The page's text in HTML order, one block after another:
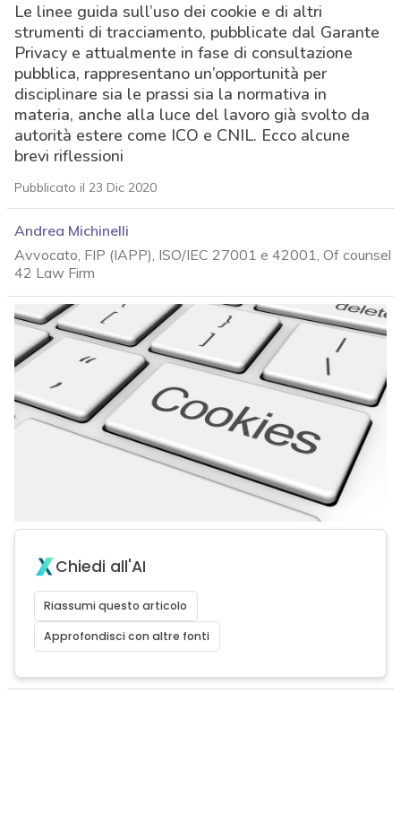
Le linee guida sull’uso dei cookie e di altri
strumenti di tracciamento, pubblicate dal Garante
Privacy e attualmente in fase di consultazione
pubblica, rappresentano un’opportunità per
disciplinare sia le prassi sia la normativa in
materia, anche alla luce del lavoro già svolto da
autorità estere come ICO e CNIL. Ecco alcune
brevi riflessioni
Pubblicato il 23 Dic 2020
Andrea Michinelli
Avvocato, FIP (IAPP), ISO/IEC 27001 e 42001, Of counsel
42 Law Firm
Chiedi all'AI
Riassumi questo articolo
Approfondisci con altre fonti